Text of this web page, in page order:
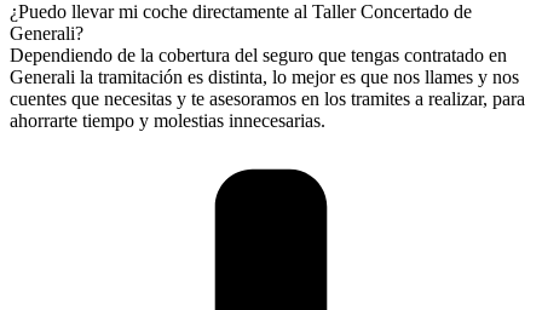
¿Puedo llevar mi coche directamente al Taller Concertado de
Generali?
Dependiendo de la cobertura del seguro que tengas contratado en
Generali la tramitación es distinta, lo mejor es que nos llames y nos
cuentes que necesitas y te asesoramos en los tramites a realizar, para
ahorrarte tiempo y molestias innecesarias.